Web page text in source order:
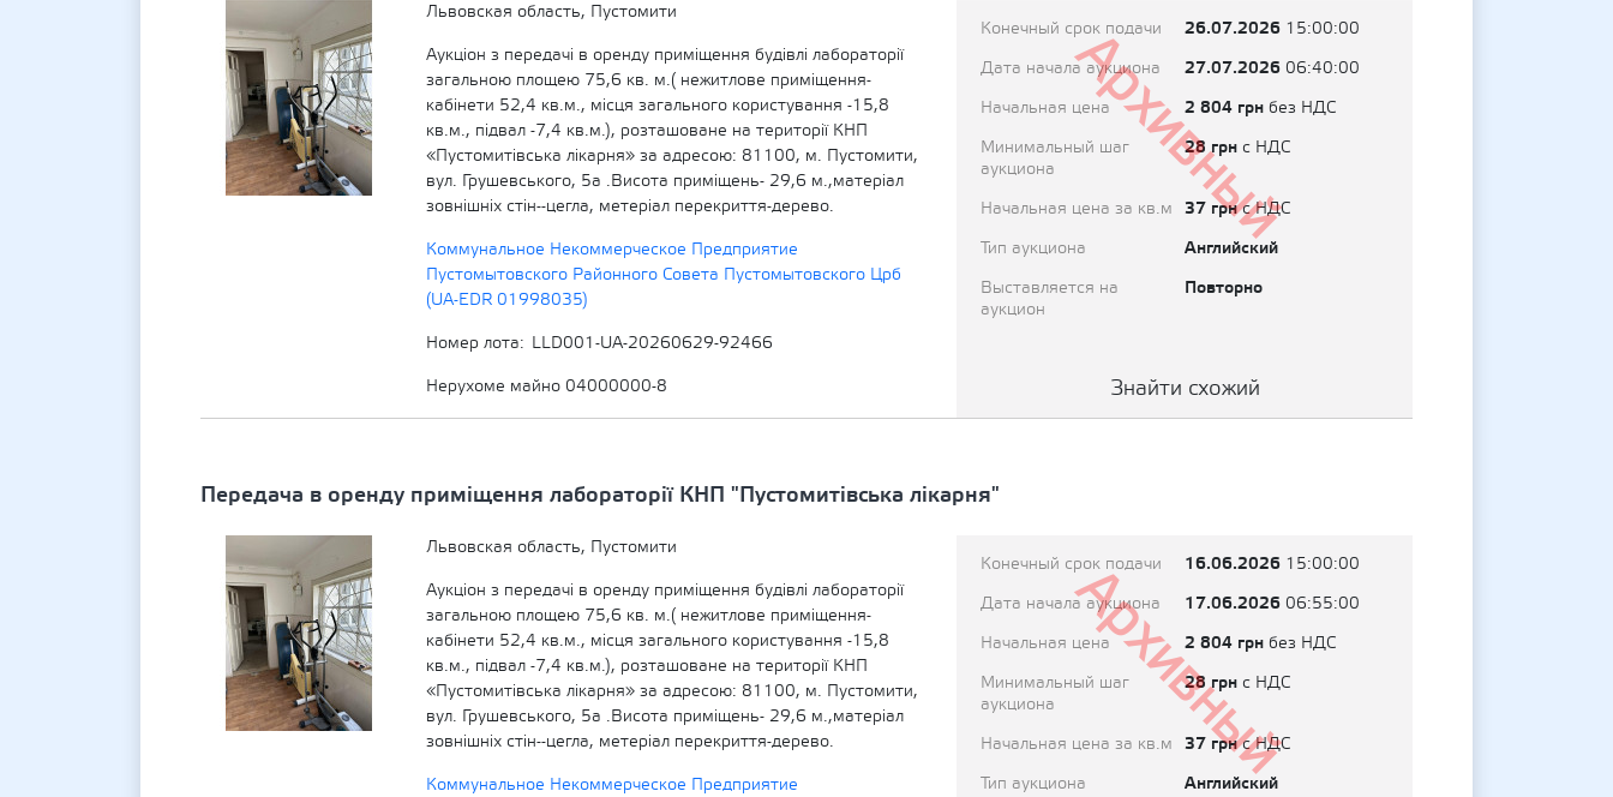
Львовская область, Пустомити
Аукціон з передачі в оренду приміщення будівлі лабораторії
загальною площею 75,6 кв. м.( нежитлове приміщення-
кабінети 52,4 кв.м., місця загального користування -15,8
кв.м., підвал -7,4 кв.м.), розташоване на території КНП
«Пустомитівська лікарня» за адресою: 81100, м. Пустомити,
вул. Грушевського, 5а .Висота приміщень- 29,6 м.,матеріал
зовнішніх стін--цегла, метеріал перекриття-дерево.
Коммунальное Некоммерческое Предприятие
Пустомытовского Районного Совета Пустомытовского Црб
(UA-EDR 01998035)
Номер лота
LLD001-UA-20260629-92466
Нерухоме майно 04000000-8
Архивный
Конечный срок подачи 26.07.2026 15:00:00
Дата начала аукциона
27.07.2026 06:40:00
Начальная цена
2 804 грн без НДС
Минимальный шаг
аукциона
28 грн с НДС
Начальная цена за кв.м 37 грнс НДС
Тип аукциона
Английский
Выставляется на
аукцион
Повторно
Знайти схожий
Передача в оренду приміщення лабораторії КНП "Пустомитівська лікарня"
Львовская область, Пустомити
Аукціон з передачі в оренду приміщення будівлі лабораторії
загальною площею 75,6 кв. м.( нежитлове приміщення-
кабінети 52,4 кв.м., місця загального користування -15,8
кв.м., підвал -7,4 кв.м.), розташоване на території КНП
«Пустомитівська лікарня» за адресою: 81100, м. Пустомити,
вул. Грушевського, 5а .Висота приміщень- 29,6 м.,матеріал
зовнішніх стін--цегла, метеріал перекриття-дерево.
Коммунальное Некоммерческое Предприятие
Архивный
Конечный срок подачи 16.06.2026 15:00:00
Дата начала аукциона
17.06.2026 06:55:00
Начальная цена
2 804 грн без НДС
Минимальный шаг
аукциона
28 грн с НДС
Начальная цена за кв.м 37 грнс НДС
Тип аукциона
Английский